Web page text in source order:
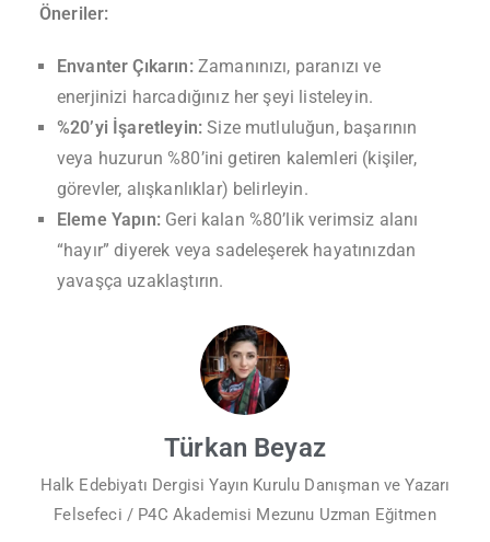
Öneriler:
Envanter Çıkarın:Zamanınızı, paranızı ve
enerjinizi harcadığınız her şeyi listeleyin.
%20’yi İşaretleyin: Size mutluluğun, başarının
veya huzurun %80’ini getiren kalemleri (kişiler,
görevler, alışkanlıklar) belirleyin.
Eleme Yapın:Geri kalan %80’lik verimsiz alanı
“hayır” diyerek veya sadeleşerek hayatınızdan
yavaşça uzaklaştırın.
Türkan Beyaz
Halk Edebiyatı Dergisi Yayın Kurulu Danışman ve Yazarı
Felsefeci / P4C Akademisi Mezunu Uzman Eğitmen